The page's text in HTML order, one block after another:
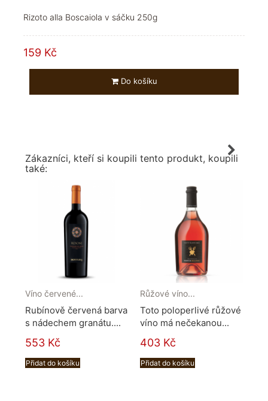
Rizoto alla Boscaiola v sáčku 250g
159 Kč
Do košíku
Zákazníci, kteří si koupili tento produkt, koupili
také:
Víno červené...
Rubínově červená barva
s nádechem granátu....
553 Kč
Přidat do košíku
Růžové víno...
Toto poloperlivé růžové
víno má nečekanou...
403 Kč
Přidat do košíku